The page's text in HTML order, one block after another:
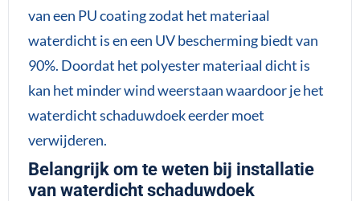
van een PU coating zodat het materiaal
waterdicht is en een UV bescherming biedt van
90%. Doordat het polyester materiaal dicht is
kan het minder wind weerstaan waardoor je het
waterdicht schaduwdoek eerder moet
verwijderen.
Belangrijk om te weten bij installatie
van waterdicht schaduwdoek